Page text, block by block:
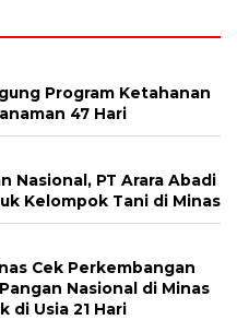
Program Ketahanan
47 Hari
Nasional, PT Arara Abadi
Kelompok Tani di Minas
Cek Perkembangan
Nasional di Minas
di Usia 21 Hari